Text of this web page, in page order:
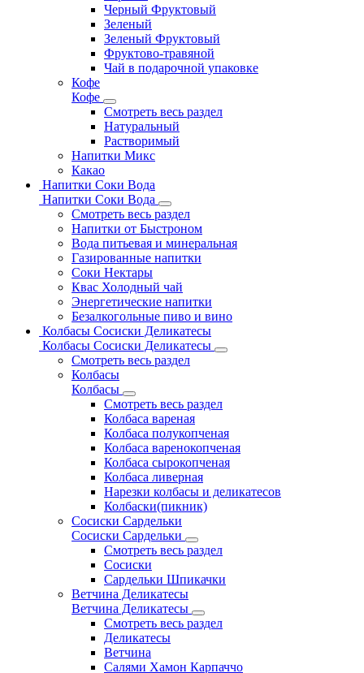
Черный Фруктовый
Зеленый
Зеленый Фруктовый
Фруктово-травяной
Чай в подарочной упаковке
Кофе
Кофе
Смотреть весь раздел
Натуральный
Растворимый
Напитки Микс
Какао
Напитки Соки Вода
Напитки Соки Вода
Смотреть весь раздел
Напитки от Быстроном
Вода питьевая и минеральная
Газированные напитки
Соки Нектары
Квас Холодный чай
Энергетические напитки
Безалкогольные пиво и вино
Колбасы Сосиски Деликатесы
Колбасы Сосиски Деликатесы
Смотреть весь раздел
Колбасы
Колбасы
Смотреть весь раздел
Колбаса вареная
Колбаса полукопченая
Колбаса варенокопченая
Колбаса сырокопченая
Колбаса ливерная
Нарезки колбасы и деликатесов
Колбаски(пикник)
Сосиски Сардельки
Сосиски Сардельки
Смотреть весь раздел
Сосиски
Сардельки Шпикачки
Ветчина Деликатесы
Ветчина Деликатесы
Смотреть весь раздел
Деликатесы
Ветчина
Салями Хамон Карпаччо